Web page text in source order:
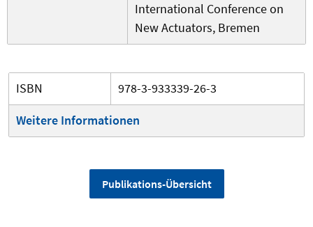
International Conference on
New Actuators, Bremen
ISBN
978-3-933339-26-3
Weitere Informationen
Publikations-Übersicht